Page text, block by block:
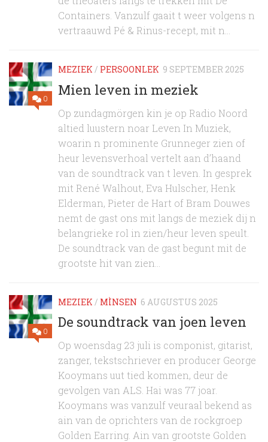
Containers. Vanzulf gaait t weer volgens n
vertraauwd Pé & Rinus-recept, mit n...
0
MEZIEK / PERSOONLEK 9 SEPTEMBER 2025
Mien leven in meziek
Op zundagmörgen kin je op Radio Noord
altied luustern noar Leven In Muziek,
woarin n prominente Grunneger zien of
heur levensverhoal vertelt aan d’haand
van de soundtrack van t leven. In gesprek
mit René Walhout, Eva Hulscher, Henk
Elderman, Pieter de Hart of Bram Douwes
nemt de gast ons mit langs de meziek dij n
belangrieke rol in zien/heur leven speult.
De soundtrack van de gast begunt mit de
grootste hit van zien...
0
MEZIEK / MÌNSEN 6 AUGUSTUS 2025
De soundtrack van joen leven
Op woensdag 23 juli is componist, gitarist,
zanger, tekstschriever en producer George
Kooymans uut tied kommen, deur de
gevolgen van ALS. Hai was 77 joar.
Kooymans was vanzulf veuraal bekend as
ain van de oprichters van de rockgroep
Golden Earring. Ain van grootste Golden